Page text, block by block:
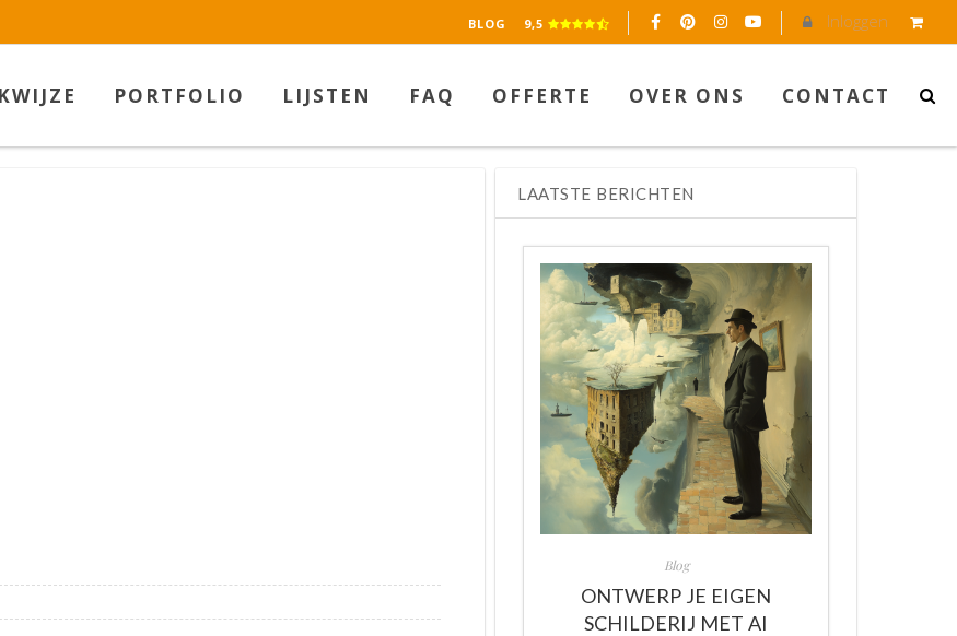
Inloggen
BLOG 9,5
PORTFOLIO LIJSTEN FAQ OFFERTE OVER ONS CONTACT
LAATSTE BERICHTEN
Blog
ONTWERP JE EIGEN
SCHILDERIJ MET AI
bij is 9.5/10 gebaseerd op 2045 reviews.